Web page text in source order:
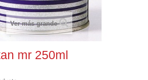
Ver más grande
mr 250ml